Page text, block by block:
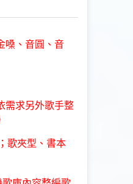
嗓、音圓、音
需求另外歌手整
歌夾型、書本